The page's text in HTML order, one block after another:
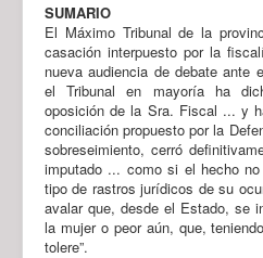
SUMARIO
El Máximo Tribunal de la
casación interpuesto por la
nueva audiencia de debate ante
el Tribunal en mayoría ha
oposición de la Sra. Fiscal ... y
conciliación propuesto por la
sobreseimiento, cerró
imputado ... como si el hecho
tipo de rastros jurídicos de su
avalar que, desde el Estado, se
la mujer o peor aún, que,
tolere”.